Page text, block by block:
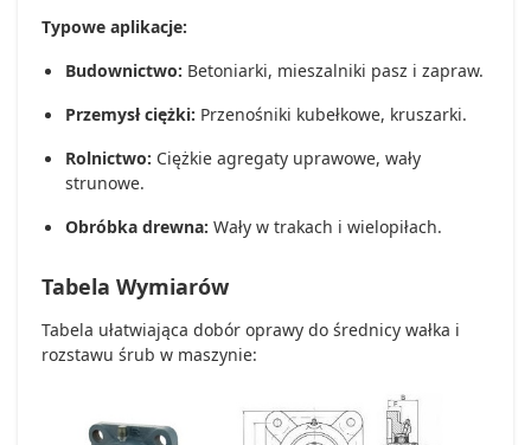
Typowe aplikacje:
Budownictwo: Betoniarki, mieszalniki pasz i zapraw.
Przemysł ciężki: Przenośniki kubełkowe, kruszarki.
Rolnictwo: Ciężkie agregaty uprawowe, wały
strunowe.
Obróbka drewna: Wały w trakach i wielopiłach.
Tabela Wymiarów
Tabela ułatwiająca dobór oprawy do średnicy wałka i
rozstawu śrub w maszynie: